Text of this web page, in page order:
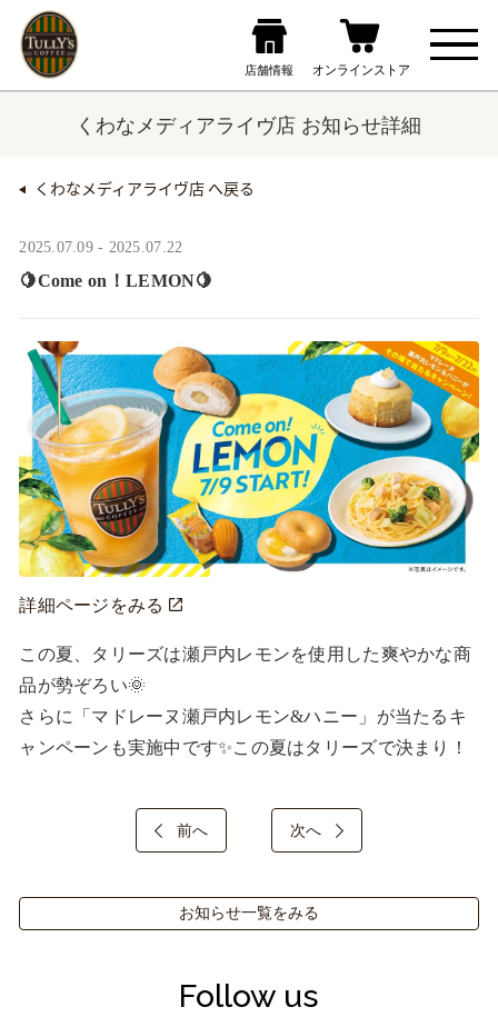
くわなメディアライヴ店 お知らせ詳細
くわなメディアライヴ店 へ戻る
2025.07.09 - 2025.07.22
🍋Come on！LEMON🍋
詳細ページをみる
この夏、タリーズは瀬戸内レモンを使用した爽やかな商
品が勢ぞろい🌞
さらに「マドレーヌ瀬戸内レモン&ハニー」が当たるキ
ャンペーンも実施中です✨この夏はタリーズで決まり！
前へ 次へ
お知らせ一覧をみる
Follow us